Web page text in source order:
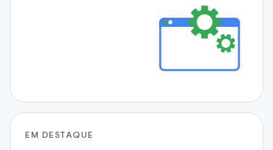
EM DESTAQUE